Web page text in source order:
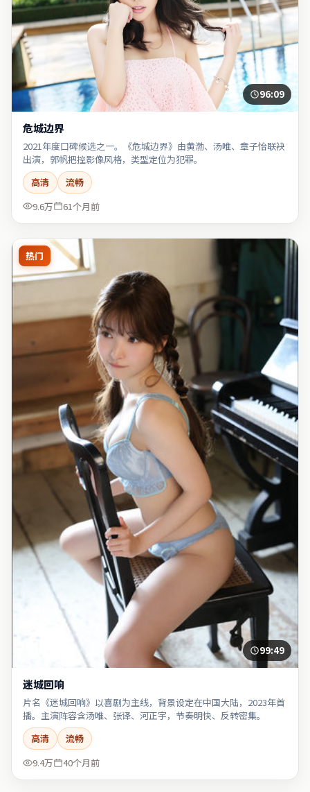
96:09
危城边界
2021年度口碑候选之一。《危城边界》由黄渤、汤唯、章子怡联袂
出演，郭帆把控影像风格，类型定位为犯罪。
高清
流畅
9.6万
61个月前
热门
99:49
迷城回响
片名《迷城回响》以喜剧为主线，背景设定在中国大陆，2023年首
播。主演阵容含汤唯、张译、河正宇，节奏明快、反转密集。
高清
流畅
9.4万
40个月前